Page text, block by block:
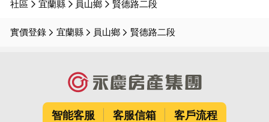
社區 宜蘭縣 員山鄉 賢德路二段
實價登錄 宜蘭縣 員山鄉 賢德路二段
智能客服 客服信箱 客戶流程